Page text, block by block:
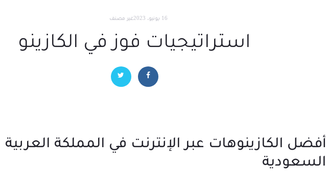
16 يونيو، 2023 غير مصنف
استراتيجيات فوز في الكازينو
أفضل الكازينوهات عبر الإنترنت في المملكة العربية
السعودية